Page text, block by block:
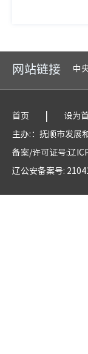
网站链接 中
首页 | 设为
主办:：抚顺市发展
备案/许可证号:辽
辽公安备案号: